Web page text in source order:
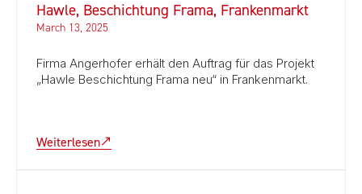
Hawle, Beschichtung Frama, Frankenmarkt
March 13, 2025
Firma Angerhofer erhält den Auftrag für das Projekt
„Hawle Beschichtung Frama neu“ in Frankenmarkt.
Weiterlesen